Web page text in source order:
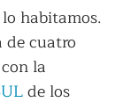
habitamos.
de cuatro
la
de los